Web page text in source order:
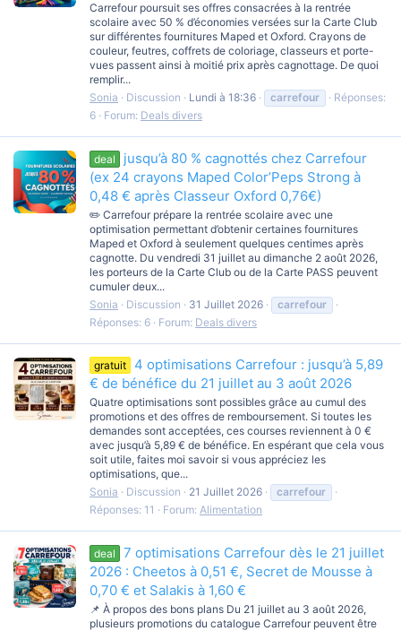
Carrefour poursuit ses offres consacrées à la rentrée
scolaire avec 50 % d’économies versées sur la Carte Club
sur différentes fournitures Maped et Oxford. Crayons de
couleur, feutres, coffrets de coloriage, classeurs et porte-
vues passent ainsi à moitié prix après cagnottage. De quoi
remplir...
Sonia
Discussion Lundi à 18:36 carrefour
Réponses:
6
Forum: Deals divers
deal
jusqu’à 80 % cagnottés chez Carrefour
(ex 24 crayons Maped Color’Peps Strong à
0,48 € après Classeur Oxford 0,76€)
✏️ Carrefour prépare la rentrée scolaire avec une
optimisation permettant d’obtenir certaines fournitures
Maped et Oxford à seulement quelques centimes après
cagnotte. Du vendredi 31 juillet au dimanche 2 août 2026,
les porteurs de la Carte Club ou de la Carte PASS peuvent
cumuler deux...
Sonia
Discussion 31 Juillet 2026
carrefour
Réponses: 6
Forum: Deals divers
gratuit
4 optimisations Carrefour : jusqu’à 5,89
€ de bénéfice du 21 juillet au 3 août 2026
Quatre optimisations sont possibles grâce au cumul des
promotions et des offres de remboursement. Si toutes les
demandes sont acceptées, ces courses reviennent à 0 €
avec jusqu’à 5,89 € de bénéfice. En espérant que cela vous
soit utile, faites moi savoir si vous appréciez les
optimisations, que...
Sonia
Discussion 21 Juillet 2026
carrefour
Réponses: 11
Forum: Alimentation
deal
7 optimisations Carrefour dès le 21 juillet
2026 : Cheetos à 0,51 €, Secret de Mousse à
0,70 € et Salakis à 1,60 €
📌 À propos des bons plans Du 21 juillet au 3 août 2026,
plusieurs promotions du catalogue Carrefour peuvent être